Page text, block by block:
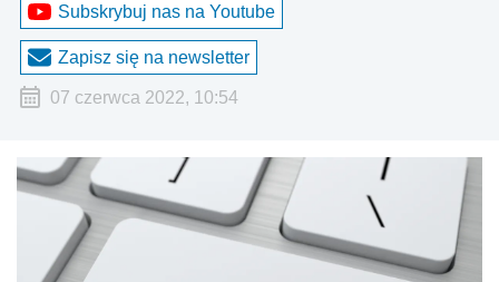
Subskrybuj nas na Youtube
Zapisz się na newsletter
07 czerwca 2022, 10:54